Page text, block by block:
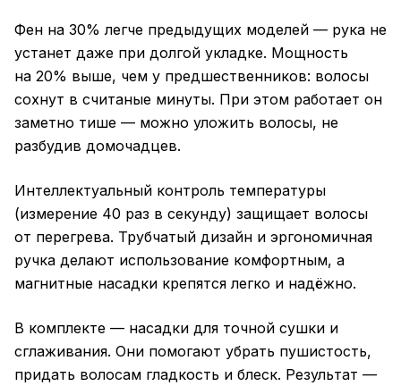
Фен на 30% легче предыдущих моделей — рука не
устанет даже при долгой укладке. Мощность
на 20% выше, чем у предшественников: волосы
сохнут в считаные минуты. При этом работает он
заметно тише — можно уложить волосы, не
разбудив домочадцев.
Интеллектуальный контроль температуры
(измерение 40 раз в секунду) защищает волосы
от перегрева. Трубчатый дизайн и эргономичная
ручка делают использование комфортным, а
магнитные насадки крепятся легко и надёжно.
В комплекте — насадки для точной сушки и
сглаживания. Они помогают убрать пушистость,
придать волосам гладкость и блеск. Результат —